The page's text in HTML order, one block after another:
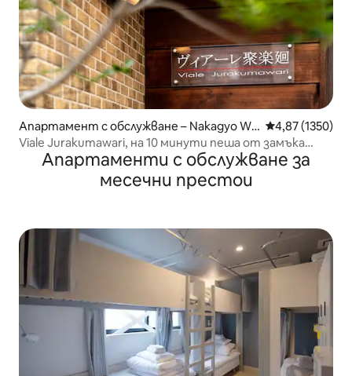
Апартамент с обслужване – Nakagyo Wa
rd, Kyoto
Средна
4,87 (1350)
Viale Jurakumawari, на 10 минути пеша от замъка
Ниджо, Q.
Апартаменти с обслужване за
месечни престои